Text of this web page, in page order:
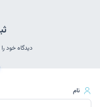
دیدگاه خود
نام